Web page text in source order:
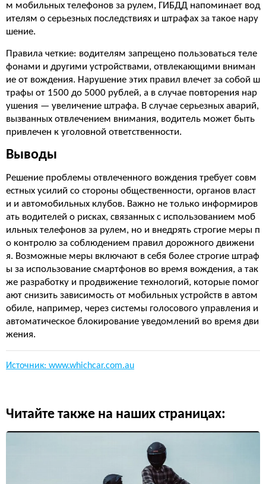
м мобильных телефонов за рулем, ГИБДД напоминает вод
ителям о серьезных последствиях и штрафах за такое нару
шение.
Правила четкие: водителям запрещено пользоваться теле
фонами и другими устройствами, отвлекающими вниман
ие от вождения. Нарушение этих правил влечет за собой ш
трафы от 1500 до 5000 рублей, а в случае повторения нар
ушения — увеличение штрафа. В случае серьезных аварий,
вызванных отвлечением внимания, водитель может быть
привлечен к уголовной ответственности.
Выводы
Решение проблемы отвлеченного вождения требует совм
естных усилий со стороны общественности, органов власт
и и автомобильных клубов. Важно не только информиров
ать водителей о рисках, связанных с использованием моб
ильных телефонов за рулем, но и внедрять строгие меры п
о контролю за соблюдением правил дорожного движени
я. Возможные меры включают в себя более строгие штраф
ы за использование смартфонов во время вождения, а так
же разработку и продвижение технологий, которые помог
ают снизить зависимость от мобильных устройств в автом
обиле, например, через системы голосового управления и
автоматическое блокирование уведомлений во время дви
жения.
Источник: www.whichcar.com.au
Читайте также на наших страницах: